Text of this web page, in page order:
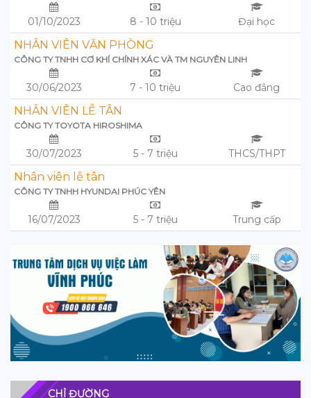
01/10/2023 8 - 10 triệu Đại học
NHÂN VIÊN VĂN PHÒNG
CÔNG TY TNHH CƠ KHÍ CHÍNH XÁC VÀ TM NGUYÊN LINH
30/06/2023 7 - 10 triệu Cao đẳng
NHÂN VIÊN LỄ TÂN
CÔNG TY TOYOTA HIROSHIMA
30/07/2023 5 - 7 triệu THCS/THPT
Nhân viên lễ tân
CÔNG TY TNHH HYUNDAI PHÚC YÊN
16/07/2023 5 - 7 triệu Trung cấp
CHỈ ĐƯỜNG